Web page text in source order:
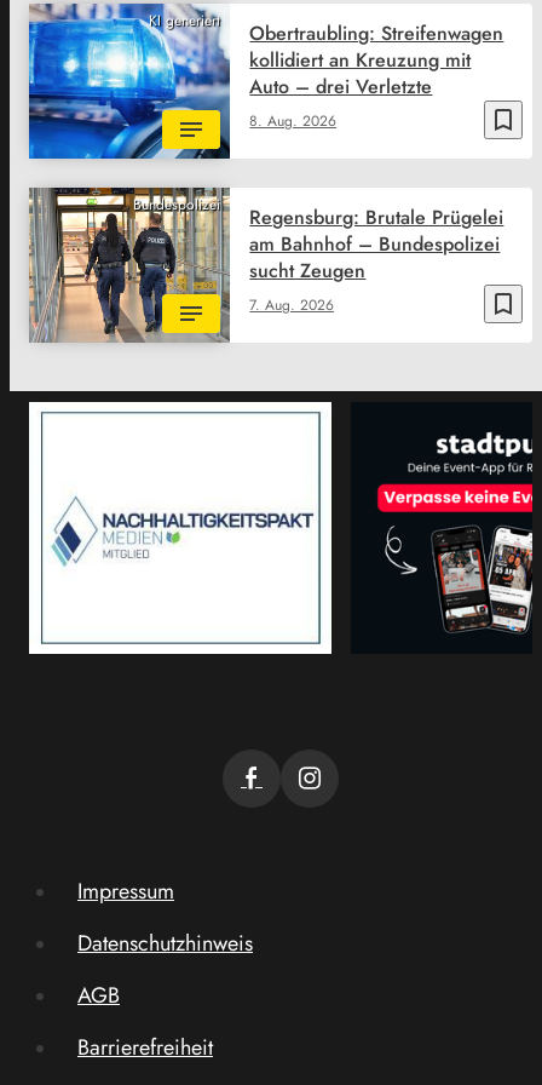
KI generiert
bookmark_border
8. Aug. 2026
Obertraubling: Streifenwagen
kollidiert an Kreuzung mit
Auto – drei Verletzte
Bundespolizei
bookmark_border
7. Aug. 2026
Regensburg: Brutale Prügelei
am Bahnhof – Bundespolizei
sucht Zeugen
Impressum
Datenschutzhinweis
AGB
Barrierefreiheit